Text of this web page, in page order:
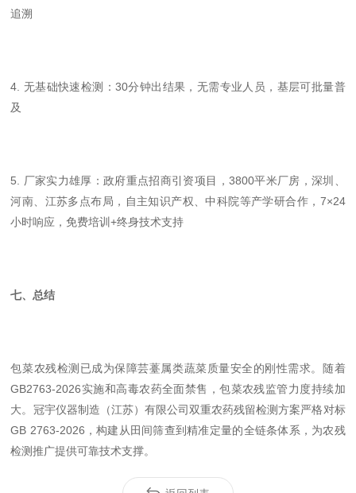
追溯
4. 无基础快速检测：30分钟出结果，无需专业人员，基层可批量普
及
5. 厂家实力雄厚：政府重点招商引资项目，3800平米厂房，深圳、
河南、江苏多点布局，自主知识产权、中科院等产学研合作，7×24
小时响应，免费培训+终身技术支持
七、总结
包菜农残检测已成为保障芸薹属类蔬菜质量安全的刚性需求。随着
GB2763-2026实施和高毒农药全面禁售，包菜农残监管力度持续加
大。冠宇仪器制造（江苏）有限公司双重农药残留检测方案严格对标
GB 2763-2026，构建从田间筛查到精准定量的全链条体系，为农残
检测推广提供可靠技术支撑。